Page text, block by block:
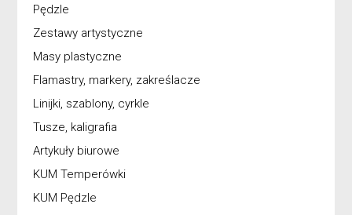
Pędzle
Zestawy artystyczne
Masy plastyczne
Flamastry, markery, zakreślacze
Linijki, szablony, cyrkle
Tusze, kaligrafia
Artykuły biurowe
KUM Temperówki
KUM Pędzle